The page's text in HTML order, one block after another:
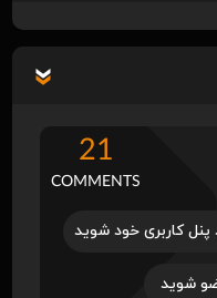
21
COMMENTS
پنل کاربری خود شوید
شوید